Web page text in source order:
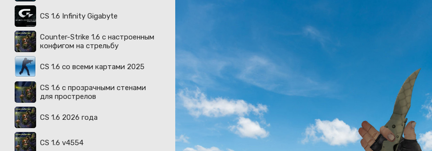
CS 1.6 Infinity Gigabyte
Counter-Strike 1.6 с настроенным
конфигом на стрельбу
CS 1.6 со всеми картами 2025
CS 1.6 с прозрачными стенами
для прострелов
CS 1.6 2026 года
CS 1.6 v4554